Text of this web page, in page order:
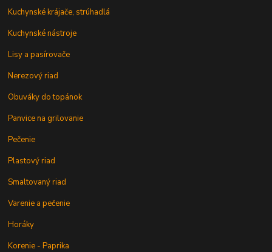
Kuchynské krájače, strúhadlá
Kuchynské nástroje
Lisy a pasírovače
Nerezový riad
Obuváky do topánok
Panvice na grilovanie
Pečenie
Plastový riad
Smaltovaný riad
Varenie a pečenie
Horáky
Korenie - Paprika